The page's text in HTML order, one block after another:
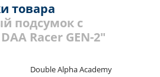
товара
подсумок с
Racer GEN-2"
Double Alpha Academy